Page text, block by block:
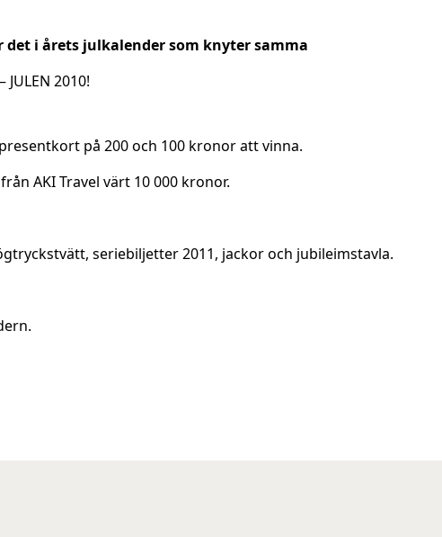
det i årets julkalender som knyter samma
2010!
på 200 och 100 kronor att vinna.
AKI Travel värt 10 000 kronor.
seriebiljetter 2011, jackor och jubileimstavla.